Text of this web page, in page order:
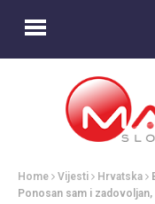
Home Vijesti Hrvatska
Ponosan sam i